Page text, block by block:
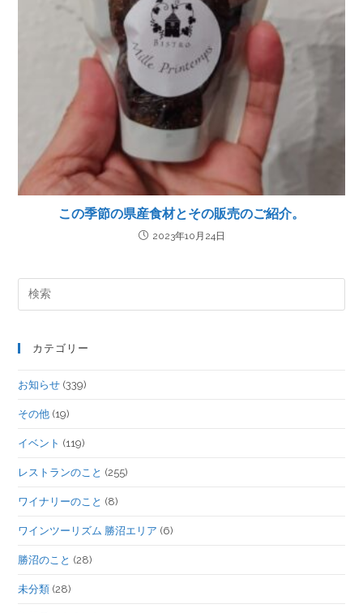
この季節の県産食材とその販売のご紹介。
2023年10月24日
カテゴリー
お知らせ (339)
その他 (19)
イベント (119)
レストランのこと (255)
ワイナリーのこと (8)
ワインツーリズム 勝沼エリア (6)
勝沼のこと (28)
未分類 (28)